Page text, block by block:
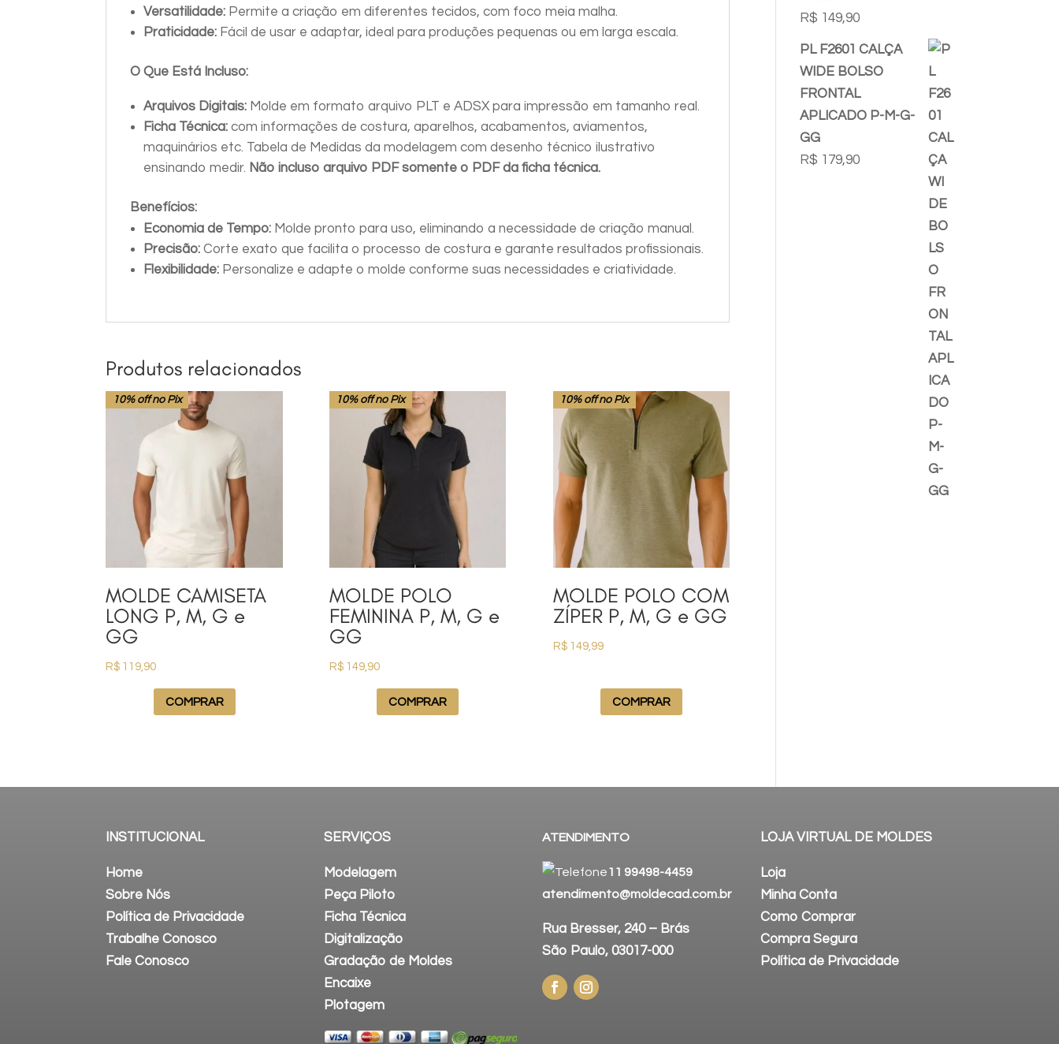
Versatilidade: Permite a criação em diferentes tecidos, com foco meia malha.
Praticidade: Fácil de usar e adaptar, ideal para produções pequenas ou em larga escala.
O Que Está Incluso:
Arquivos Digitais: Molde em formato arquivo PLT e ADSX para impressão em tamanho real.
Ficha Técnica: com informações de costura, aparelhos, acabamentos, aviamentos,
maquinários etc. Tabela de Medidas da modelagem com desenho técnico ilustrativo
ensinando medir. Não incluso arquivo PDF somente o PDF da ficha técnica.
Benefícios:
Economia de Tempo: Molde pronto para uso, eliminando a necessidade de criação manual.
Precisão: Corte exato que facilita o processo de costura e garante resultados profissionais.
Flexibilidade: Personalize e adapte o molde conforme suas necessidades e criatividade.
Produtos relacionados
10% off no Pix
MOLDE CAMISETA
LONG P, M, G e
GG
R$ 119,90
COMPRAR
10% off no Pix
MOLDE POLO
FEMININA P, M, G e
GG
R$149,90
COMPRAR
10% off no Pix
MOLDE POLO COM
ZÍPER P, M, G e GG
R$149,99
COMPRAR
R$ 149,90
PL F2601 CALÇA
WIDE BOLSO
FRONTAL
APLICADO P-M-G-
GG
R$ 179,90
INSTITUCIONAL
Home
Sobre Nós
Política de Privacidade
Trabalhe Conosco
Fale Conosco
SERVIÇOS
Modelagem
Peça Piloto
Ficha Técnica
Digitalização
Gradação de Moldes
Encaixe
Plotagem
ATENDIMENTO
11 99498-4459
atendimento@moldecad.com.br
Rua Bresser, 240 – Brás
São Paulo, 03017-000
LOJA VIRTUAL DE MOLDES
Loja
Minha Conta
Como Comprar
Compra Segura
Política de Privacidade